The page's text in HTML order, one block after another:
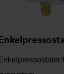
Enkelpressostater